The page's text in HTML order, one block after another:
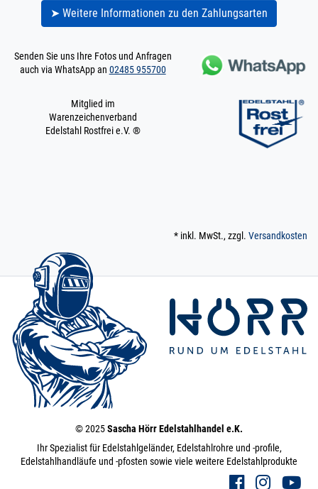
➤ Weitere Informationen zu den Zahlungsarten
Senden Sie uns Ihre Fotos und Anfragen
auch via WhatsApp an 02485 955700
Mitglied im
Warenzeichenverband
Edelstahl Rostfrei e.V. ®
* inkl. MwSt., zzgl. Versandkosten
© 2025Sascha Hörr Edelstahlhandel e.K.
Ihr Spezialist für Edelstahlgeländer, Edelstahlrohre und -profile,
Edelstahlhandläufe und -pfosten sowie viele weitere Edelstahlprodukte